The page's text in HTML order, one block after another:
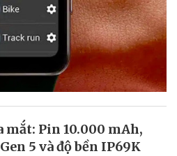
mắt: Pin 10.000 mAh,
5 và độ bền IP69K